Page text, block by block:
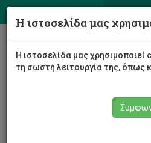
Η ιστοσελίδα μας
Η ιστοσελίδα μας χρησιμοποιεί
τη σωστή λειτουργία της, όπως